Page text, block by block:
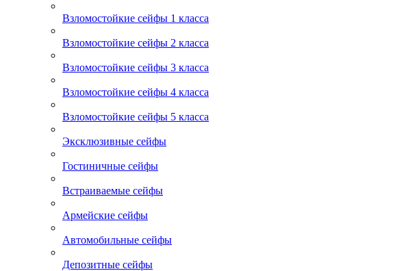
Взломостойкие сейфы 1 класса
Взломостойкие сейфы 2 класса
Взломостойкие сейфы 3 класса
Взломостойкие сейфы 4 класса
Взломостойкие сейфы 5 класса
Эксклюзивные сейфы
Гостиничные сейфы
Встраиваемые сейфы
Армейские сейфы
Автомобильные сейфы
Депозитные сейфы